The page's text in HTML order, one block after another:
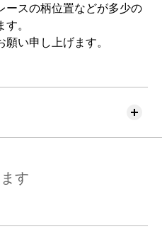
ースの柄位置などが多少の
。
い申し上げます。
す